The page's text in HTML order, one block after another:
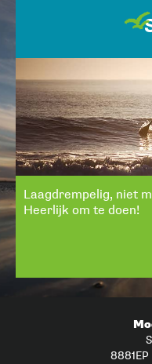
Laagdrempelig, niet
Heerlijk om te doen!